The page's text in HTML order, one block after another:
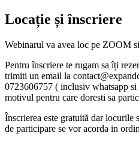
Locație și înscriere
Webinarul va avea loc pe ZOOM
Pentru înscriere te rugam sa îți
trimiti un email la
0723606757 ( inclusiv whatsapp si
motivul pentru care doresti sa
Înscrierea este gratuită dar
de participare se vor acorda in